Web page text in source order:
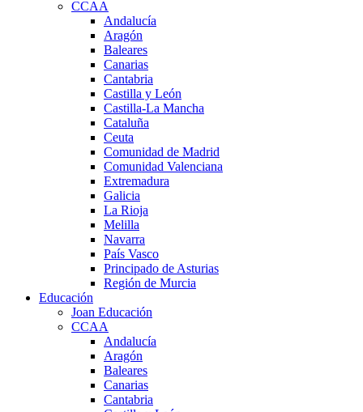
CCAA
Andalucía
Aragón
Baleares
Canarias
Cantabria
Castilla y León
Castilla-La Mancha
Cataluña
Ceuta
Comunidad de Madrid
Comunidad Valenciana
Extremadura
Galicia
La Rioja
Melilla
Navarra
País Vasco
Principado de Asturias
Región de Murcia
Educación
Joan Educación
CCAA
Andalucía
Aragón
Baleares
Canarias
Cantabria